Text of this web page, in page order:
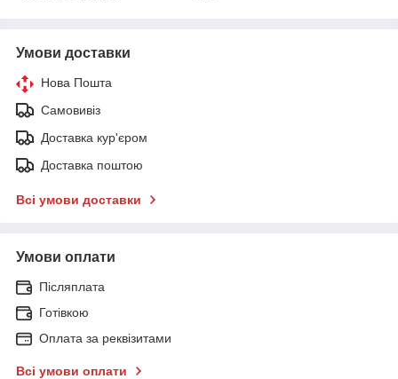
Умови доставки
Нова Пошта
Самовивіз
Доставка кур'єром
Доставка поштою
Всі умови доставки
Умови оплати
Післяплата
Готівкою
Оплата за реквізитами
Всі умови оплати